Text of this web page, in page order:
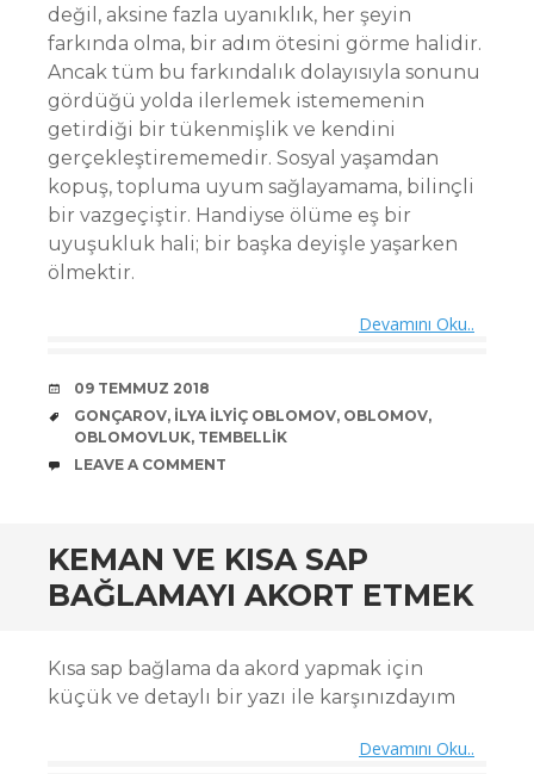
değil, aksine fazla uyanıklık, her şeyin
farkında olma, bir adım ötesini görme halidir.
Ancak tüm bu farkındalık dolayısıyla sonunu
gördüğü yolda ilerlemek istememenin
getirdiği bir tükenmişlik ve kendini
gerçekleştirememedir. Sosyal yaşamdan
kopuş, topluma uyum sağlayamama, bilinçli
bir vazgeçiştir. Handiyse ölüme eş bir
uyuşukluk hali; bir başka deyişle yaşarken
ölmektir.
Devamını Oku..
DATE
09 TEMMUZ 2018
TAGS
GONÇAROV, İLYA İLYIÇ OBLOMOV, OBLOMOV,
OBLOMOVLUK, TEMBELLIK
COMMENTS
LEAVE A COMMENT
KEMAN VE KISA SAP
BAĞLAMAYI AKORT ETMEK
Kısa sap bağlama da akord yapmak için
küçük ve detaylı bir yazı ile karşınızdayım
Devamını Oku..